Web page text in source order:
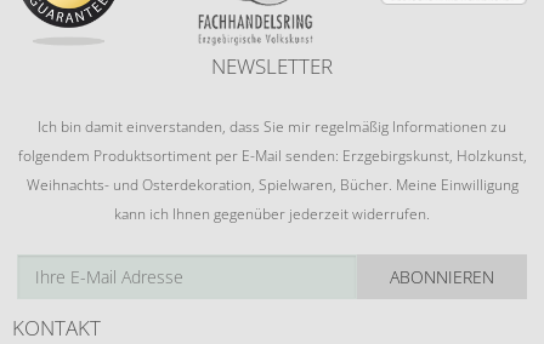
NEWSLETTER
Ich bin damit einverstanden, dass Sie mir regelmäßig Informationen zu
folgendem Produktsortiment per E-Mail senden: Erzgebirgskunst, Holzkunst,
Weihnachts- und Osterdekoration, Spielwaren, Bücher. Meine Einwilligung
kann ich Ihnen gegenüber jederzeit widerrufen.
ABONNIEREN
KONTAKT